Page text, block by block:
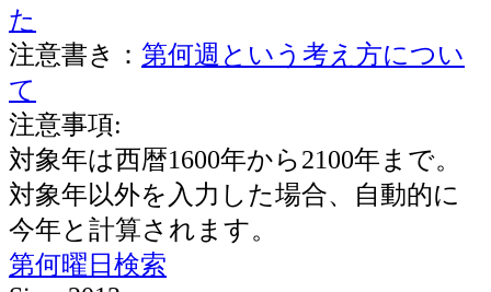
た
注意書き： 第何週という考え方につい
て
注意事項:
対象年は西暦1600年から2100年まで。
対象年以外を入力した場合、自動的に
今年と計算されます。
第何曜日検索